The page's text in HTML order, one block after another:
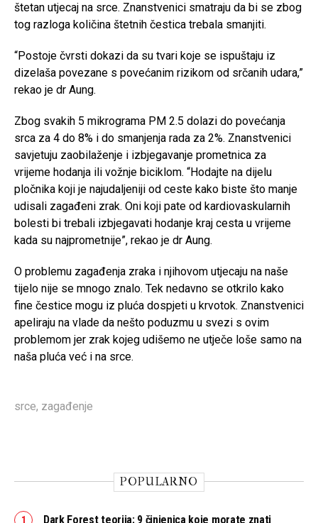
štetan utjecaj na srce. Znanstvenici smatraju da bi se zbog
tog razloga količina štetnih čestica trebala smanjiti.
“Postoje čvrsti dokazi da su tvari koje se ispuštaju iz
dizelaša povezane s povećanim rizikom od srčanih udara,”
rekao je dr Aung.
Zbog svakih 5 mikrograma PM 2.5 dolazi do povećanja
srca za 4 do 8% i do smanjenja rada za 2%. Znanstvenici
savjetuju zaobilaženje i izbjegavanje prometnica za
vrijeme hodanja ili vožnje biciklom. “Hodajte na dijelu
pločnika koji je najudaljeniji od ceste kako biste što manje
udisali zagađeni zrak. Oni koji pate od kardiovaskularnih
bolesti bi trebali izbjegavati hodanje kraj cesta u vrijeme
kada su najprometnije”, rekao je dr Aung.
O problemu zagađenja zraka i njihovom utjecaju na naše
tijelo nije se mnogo znalo. Tek nedavno se otkrilo kako
fine čestice mogu iz pluća dospjeti u krvotok. Znanstvenici
apeliraju na vlade da nešto poduzmu u svezi s ovim
problemom jer zrak kojeg udišemo ne utječe loše samo na
naša pluća već i na srce.
srce, zagađenje
POPULARNO
Dark Forest teorija: 9 činjenica koje morate znati